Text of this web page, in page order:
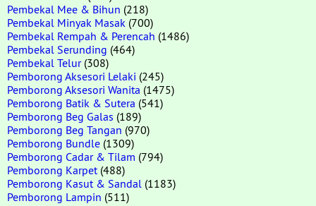
Pembekal Mee & Bihun (218)
Pembekal Minyak Masak (700)
Pembekal Rempah & Perencah (1486)
Pembekal Serunding (464)
Pembekal Telur(308)
Pemborong Aksesori Lelaki (245)
Pemborong Aksesori Wanita (1475)
Pemborong Batik & Sutera (541)
Pemborong Beg Galas (189)
Pemborong Beg Tangan (970)
Pemborong Bundle (1309)
Pemborong Cadar & Tilam (794)
Pemborong Karpet (488)
Pemborong Kasut & Sandal (1183)
Pemborong Lampin (511)